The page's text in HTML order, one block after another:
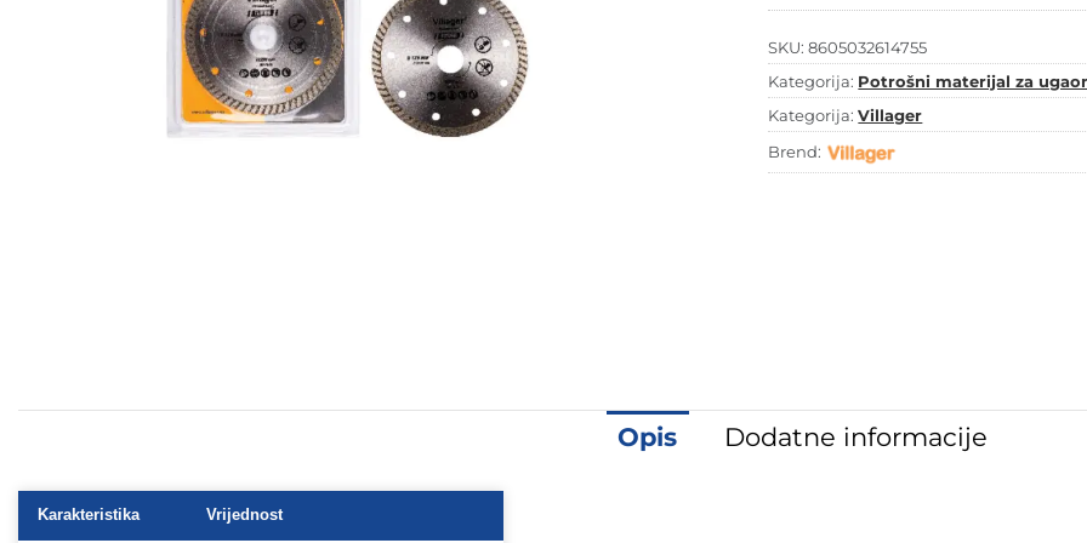
SKU:8605032614755
Kategorija: Potrošni materijal za
Kategorija:Villager
Brend:
Opis Dodatne informacije
Karakteristika Vrijednost